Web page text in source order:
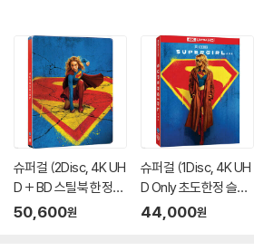
슈퍼걸 (2Disc, 4K UH
D + BD 스틸북 한정
판) (펀치) : 블루레이
50,600원
슈퍼걸 (1Disc, 4K UH
D Only 초도한정 슬립
케이스) : 블루레이
44,000원